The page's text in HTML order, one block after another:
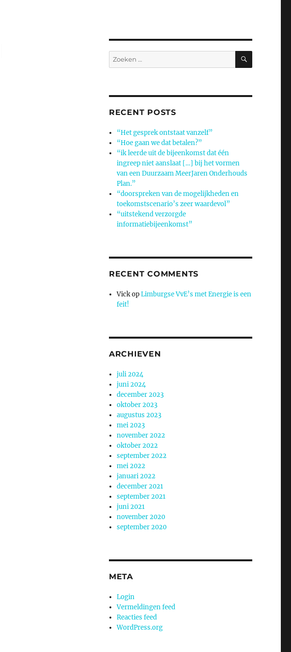
Zoeken
naar:
ZOEKEN
RECENT POSTS
“Het gesprek ontstaat vanzelf”
“Hoe gaan we dat betalen?”
“ik leerde uit de bijeenkomst dat één
ingreep niet aanslaat […] bij het vormen
van een Duurzaam MeerJaren Onderhouds
Plan.”
“doorspreken van de mogelijkheden en
toekomstscenario’s zeer waardevol”
“uitstekend verzorgde
informatiebijeenkomst”
RECENT COMMENTS
VickopLimburgse VvE’s met Energie is een
feit!
ARCHIEVEN
juli 2024
juni 2024
december 2023
oktober 2023
augustus 2023
mei 2023
november 2022
oktober 2022
september 2022
mei 2022
januari 2022
december 2021
september 2021
juni 2021
november 2020
september 2020
META
Login
Vermeldingen feed
Reacties feed
WordPress.org